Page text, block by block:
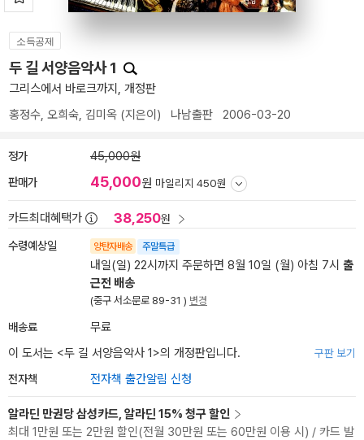
소득공제
두 길 서양음악사 1
그리스에서 바로크까지, 개정판
홍정수, 오희숙, 김미옥 (지은이) 나남출판 2006-03-20
정가 45,000원
판매가 45,000원 마일리지 450원
카드최대혜택가 38,250원
수령예상일 양탄자배송 주말특급
내일(일) 22시까지 주문하면 8월 10일 (월) 아침 7시 출
근전 배송
(중구 서소문로 89-31 ) 변경
배송료
무료
이 도서는 <두 길 서양음악사 1>의 개정판입니다. 구판 보기
전자책 전자책 출간알림 신청
알라딘 만권당 삼성카드, 알라딘 15% 청구 할인
최대 1만원 또는 2만원 할인(전월 30만원 또는 60만원 이용 시) / 카드 발